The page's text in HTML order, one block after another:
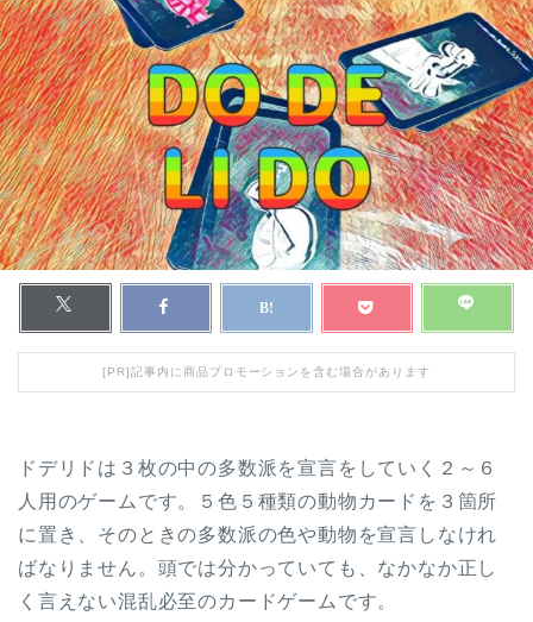
[PR]記事内に商品プロモーションを含む場合があります
ドデリドは３枚の中の多数派を宣言をしていく２～６
人用のゲームです。５色５種類の動物カードを３箇所
に置き、そのときの多数派の色や動物を宣言しなけれ
ばなりません。頭では分かっていても、なかなか正し
く言えない混乱必至のカードゲームです。